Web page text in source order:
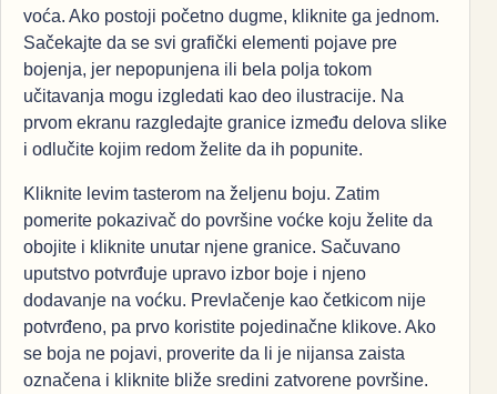
voća. Ako postoji početno dugme, kliknite ga jednom.
Sačekajte da se svi grafički elementi pojave pre
bojenja, jer nepopunjena ili bela polja tokom
učitavanja mogu izgledati kao deo ilustracije. Na
prvom ekranu razgledajte granice između delova slike
i odlučite kojim redom želite da ih popunite.
Kliknite levim tasterom na željenu boju. Zatim
pomerite pokazivač do površine voćke koju želite da
obojite i kliknite unutar njene granice. Sačuvano
uputstvo potvrđuje upravo izbor boje i njeno
dodavanje na voćku. Prevlačenje kao četkicom nije
potvrđeno, pa prvo koristite pojedinačne klikove. Ako
se boja ne pojavi, proverite da li je nijansa zaista
označena i kliknite bliže sredini zatvorene površine.